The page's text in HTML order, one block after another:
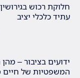
חלוקת רכוש
עתיד כלכלי יציב
ידועים בציבור –
המשפטיות של